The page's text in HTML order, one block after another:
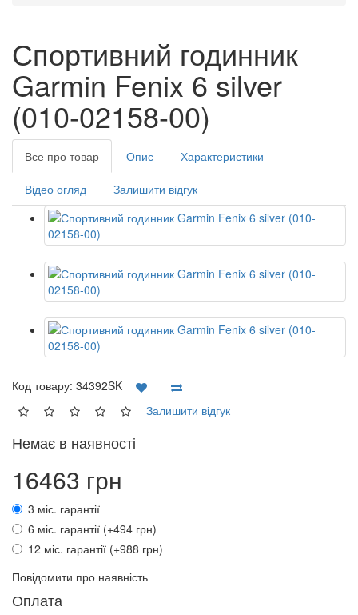
Спортивний годинник
Garmin Fenix 6 silver
(010-02158-00)
Все про товар Опис Характеристики
Відео огляд Залишити відгук
Код товару: 34392SK
Залишити відгук
Немає в наявності
16463 грн
3 міс. гарантії
6 міс. гарантії (+494 грн)
12 міс. гарантії (+988 грн)
Повідомити про наявність
Оплата